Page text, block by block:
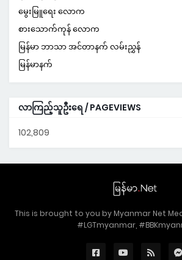
မွေးမြူရေး လောက
စားသောက်ကုန် လောက
မြန်မာ ဘာသာ အင်တာနက် လမ်းညွှန်
မြန်မာနက်
လာကြည့်သူဦးရေ / PAGEVIEWS
102,809
This is brought to you by Myanmar Net
#LGTmyanmar,